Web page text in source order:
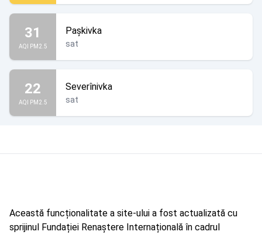
31
AQI PM2.5
Pașkivka
sat
22
AQI PM2.5
Severînivka
sat
Această funcționalitate a site-ului a fost actualizată cu
sprijinul Fundației Renaștere Internațională în cadrul